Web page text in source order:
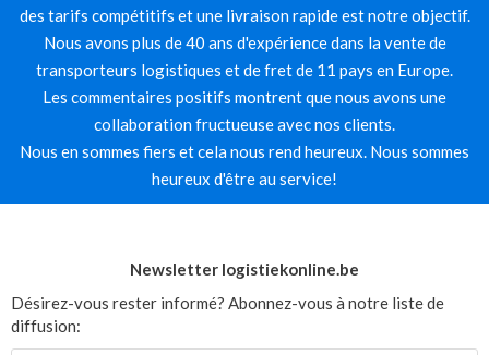
des tarifs compétitifs et une livraison rapide est notre objectif.
Nous avons plus de 40 ans d'expérience dans la vente de
transporteurs logistiques et de fret de 11 pays en Europe.
Les commentaires positifs montrent que nous avons une
collaboration fructueuse avec nos clients.
Nous en sommes fiers et cela nous rend heureux. Nous sommes
heureux d'être au service!
Newsletter logistiekonline.be
Désirez-vous rester informé? Abonnez-vous à notre liste de
diffusion: